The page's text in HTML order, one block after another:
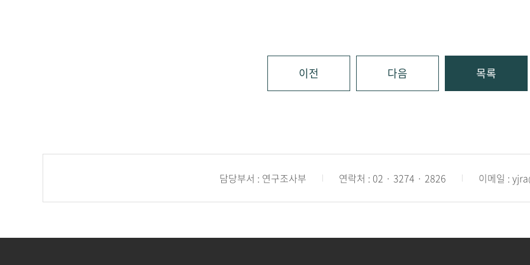
이전 다음 목록
담당부서 : 연구조사부 연락처 : 02 · 3274 · 2826 이메일 :